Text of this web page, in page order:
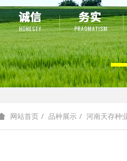
网站首页 品种展示 河南天存种